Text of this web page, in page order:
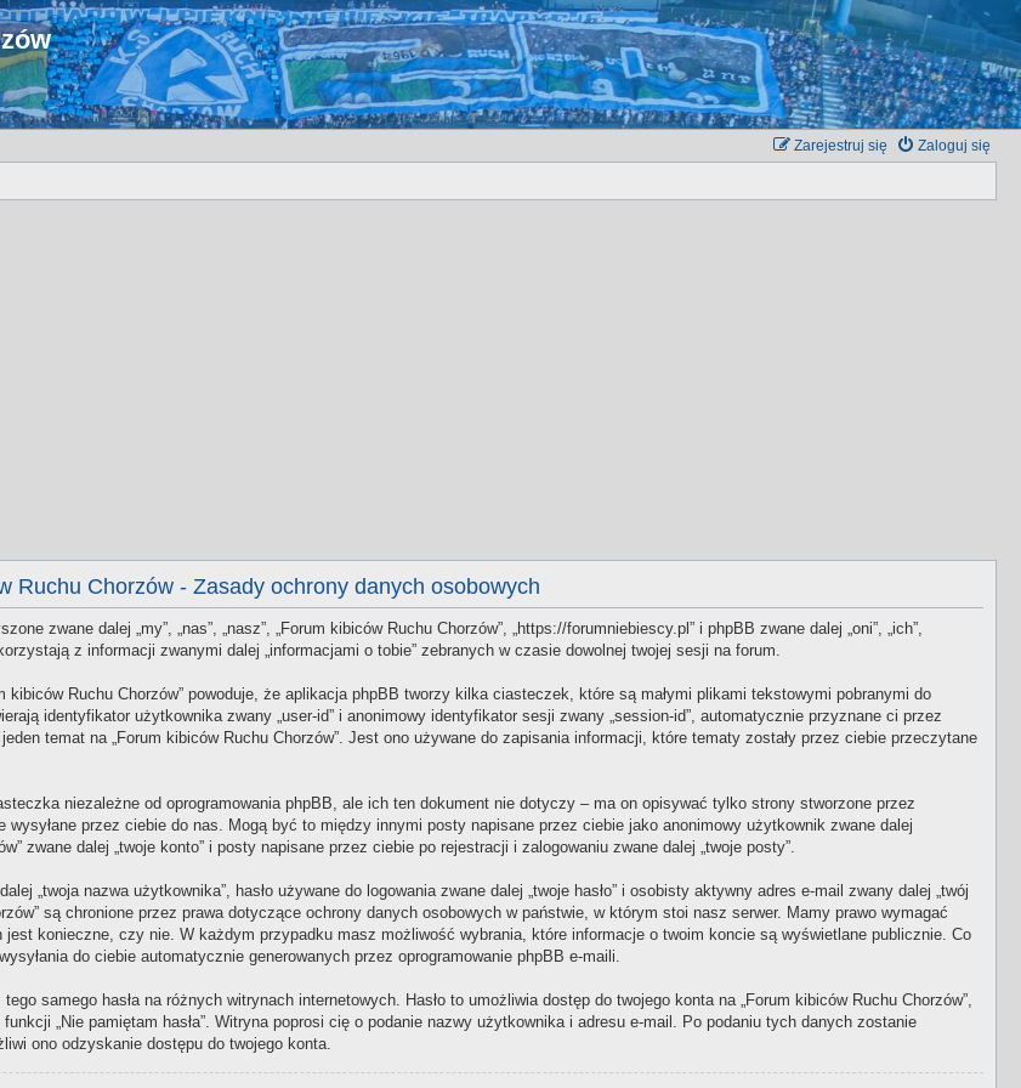
Zaloguj się
Zarejestruj się
Ruchu Chorzów - Zasady ochrony danych osobowych
zwane dalej „my”, „nas”, „nasz”, „Forum kibiców Ruchu Chorzów”, „https://forumniebiescy.pl” i phpBB zwane dalej „oni”, „ich”,
korzystają z informacji zwanymi dalej „informacjami o tobie” zebranych w czasie dowolnej twojej sesji na forum.
kibiców Ruchu Chorzów” powoduje, że aplikacja phpBB tworzy kilka ciasteczek, które są małymi plikami tekstowymi pobranymi do
identyfikator użytkownika zwany „user-id” i anonimowy identyfikator sesji zwany „session-id”, automatycznie przyznane ci przez
temat na „Forum kibiców Ruchu Chorzów”. Jest ono używane do zapisania informacji, które tematy zostały przez ciebie przeczytane
niezależne od oprogramowania phpBB, ale ich ten dokument nie dotyczy – ma on opisywać tylko strony stworzone przez
przez ciebie do nas. Mogą być to między innymi posty napisane przez ciebie jako anonimowy użytkownik zwane dalej
zwane dalej „twoje konto” i posty napisane przez ciebie po rejestracji i zalogowaniu zwane dalej „twoje posty”.
„twoja nazwa użytkownika”, hasło używane do logowania zwane dalej „twoje hasło” i osobisty aktywny adres e-mail zwany dalej „twój
są chronione przez prawa dotyczące ochrony danych osobowych w państwie, w którym stoi nasz serwer. Mamy prawo wymagać
konieczne, czy nie. W każdym przypadku masz możliwość wybrania, które informacje o twoim koncie są wyświetlane publicznie. Co
do ciebie automatycznie generowanych przez oprogramowanie phpBB e-maili.
samego hasła na różnych witrynach internetowych. Hasło to umożliwia dostęp do twojego konta na „Forum kibiców Ruchu Chorzów”,
„Nie pamiętam hasła”. Witryna poprosi cię o podanie nazwy użytkownika i adresu e-mail. Po podaniu tych danych zostanie
ono odzyskanie dostępu do twojego konta.